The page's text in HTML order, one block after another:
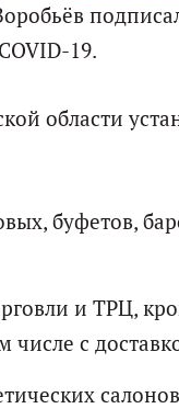
19.
области
буфетов,
и ТРЦ,
числе с